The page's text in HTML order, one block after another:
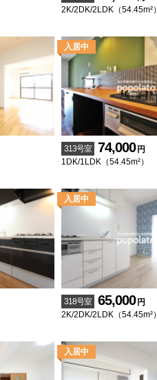
2K/2DK/2LDK（54.45m²）
313号室 74,000 円
1DK/1LDK（54.45m²）
318号室 65,000 円
2K/2DK/2LDK（54.45m²）